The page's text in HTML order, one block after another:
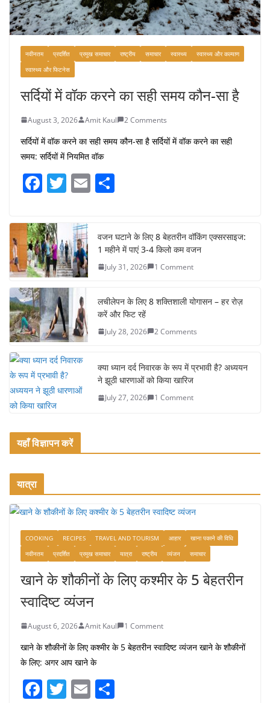
नवीनतम प्रदर्शित प्रमुख समाचार राष्ट्रीय समाचार स्वास्थ्य
स्वास्थ्य और कल्याण
स्वास्थ्य और फिटनेस
सर्दियों में वॉक करने का सही समय कौन-सा है
August 3, 2026 Amit Kaul 2 Comments
सर्दियों में वॉक करने का सही समय कौन-सा है सर्दियों में वॉक करने का सही
समय: सर्दियों में नियमित वॉक
F
c
e
b
o
o
k
T
itt
er
E
e
वजन घटाने के लिए 8 बेहतरीन वॉकिंग एक्सरसाइज:
1 महीने में पाएं 3-4 किलो कम वजन
July 31, 2026 1 Comment
लचीलेपन के लिए 8 शक्तिशाली योगासन – हर रोज़
करें और फिट रहें
July 28, 2026 2 Comments
क्या ध्यान दर्द निवारक के रूप में प्रभावी है? अध्ययन
ने झूठी धारणाओं को किया खारिज
July 27, 2026 1 Comment
यहाँ विज्ञापन करें
यात्रा
COOKING RECIPES TRAVEL AND TOURISM आहार
खाना पकाने की विधि
नवीनतम
प्रदर्शित प्रमुख समाचार यात्रा राष्ट्रीय व्यंजन समाचार
खाने के शौकीनों के लिए कश्मीर के 5 बेहतरीन
स्वादिष्ट व्यंजन
August 6, 2026 Amit Kaul 1 Comment
खाने के शौकीनों के लिए कश्मीर के 5 बेहतरीन स्वादिष्ट व्यंजन खाने के शौकीनों
के लिए: अगर आप खाने के
F T E